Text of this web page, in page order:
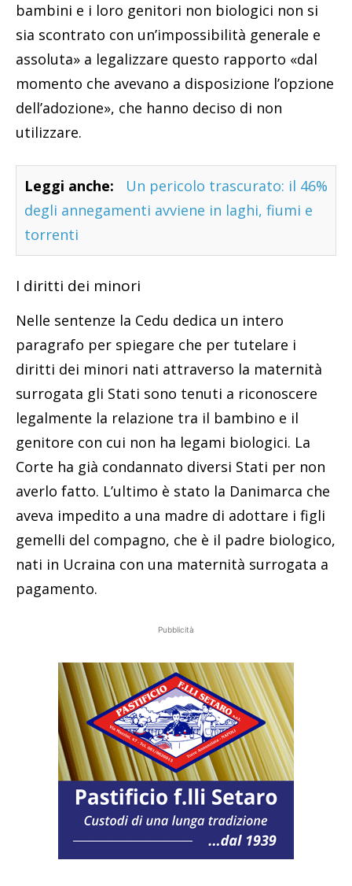
bambini e i loro genitori non biologici non si
sia scontrato con un’impossibilità generale e
assoluta» a legalizzare questo rapporto «dal
momento che avevano a disposizione l’opzione
dell’adozione», che hanno deciso di non
utilizzare.
Leggi anche:
Un pericolo trascurato: il 46%
degli annegamenti avviene in laghi, fiumi e
torrenti
I diritti dei minori
Nelle sentenze la Cedu dedica un intero
paragrafo per spiegare che per tutelare i
diritti dei minori nati attraverso la maternità
surrogata gli Stati sono tenuti a riconoscere
legalmente la relazione tra il bambino e il
genitore con cui non ha legami biologici. La
Corte ha già condannato diversi Stati per non
averlo fatto. L’ultimo è stato la Danimarca che
aveva impedito a una madre di adottare i figli
gemelli del compagno, che è il padre biologico,
nati in Ucraina con una maternità surrogata a
pagamento.
Pubblicità